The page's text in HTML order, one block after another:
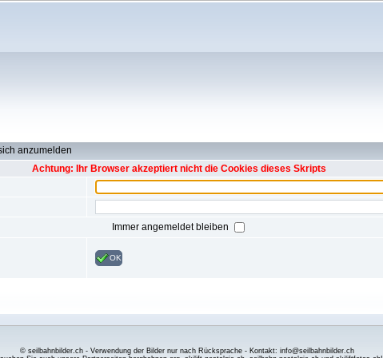
anzumelden
Achtung: Ihr Browser akzeptiert nicht die Cookies dieses Skripts
Immer angemeldet bleiben
OK
© seilbahnbilder.ch - Verwendung der Bilder nur nach Rücksprache - Kontakt: info@seilbahnbilder.ch